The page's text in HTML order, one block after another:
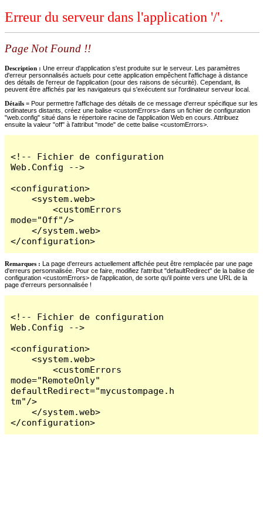
Erreur du serveur dans l'application '/'.
Page Not Found !!
Description : Une erreur d'application s'est produite sur le serveur. Les paramètres
d'erreur personnalisés actuels pour cette application empêchent l'affichage à distance
des détails de l'erreur de l'application (pour des raisons de sécurité). Cependant, ils
peuvent être affichés par les navigateurs qui s'exécutent sur l'ordinateur serveur local.
Détails = Pour permettre l'affichage des détails de ce message d'erreur spécifique sur les
ordinateurs distants, créez une balise <customErrors> dans un fichier de configuration
"web.config" situé dans le répertoire racine de l'application Web en cours. Attribuez
ensuite la valeur "off" à l'attribut "mode" de cette balise <customErrors>.
<!-- Fichier de configuration
Web.Config -->
<configuration>
    <system.web>
        <customErrors
mode="Off"/>
    </system.web>
</configuration>
Remarques : La page d'erreurs actuellement affichée peut être remplacée par une page
d'erreurs personnalisée. Pour ce faire, modifiez l'attribut "defaultRedirect" de la balise de
configuration <customErrors> de l'application, de sorte qu'il pointe vers une URL de la
page d'erreurs personnalisée !
<!-- Fichier de configuration
Web.Config -->
<configuration>
    <system.web>
        <customErrors
mode="RemoteOnly"
defaultRedirect="mycustompage.h
tm"/>
    </system.web>
</configuration>